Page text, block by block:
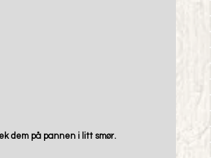
dem på pannen i litt smør.